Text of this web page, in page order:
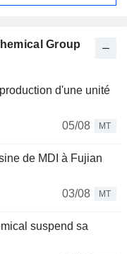
Group
d'une unité
05/08
MT
de MDI à Fujian
03/08
MT
suspend sa